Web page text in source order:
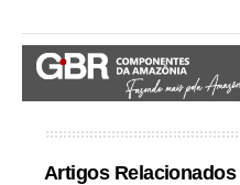
Artigos Relacionados